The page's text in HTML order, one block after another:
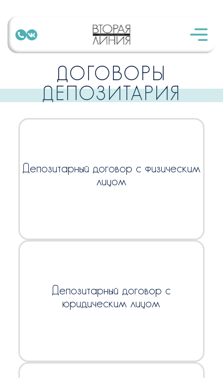
ДОГОВОРЫ
ДЕПОЗИТАРИЯ
Депозитарный договор с физическим
лицом
Депозитарный договор с
юридическим лицом